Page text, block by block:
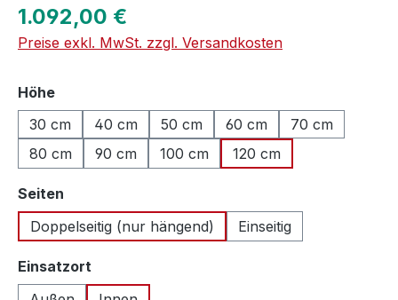
Regulärer Preis:
1.092,00 €
Preise exkl. MwSt. zzgl. Versandkosten
Höheauswählen
30 cm
40 cm 50 cm 60 cm
70 cm
80 cm
90 cm 100 cm 120 cm
Seiten
Doppelseitig (nur hängend)
Einseitig
Einsatzort